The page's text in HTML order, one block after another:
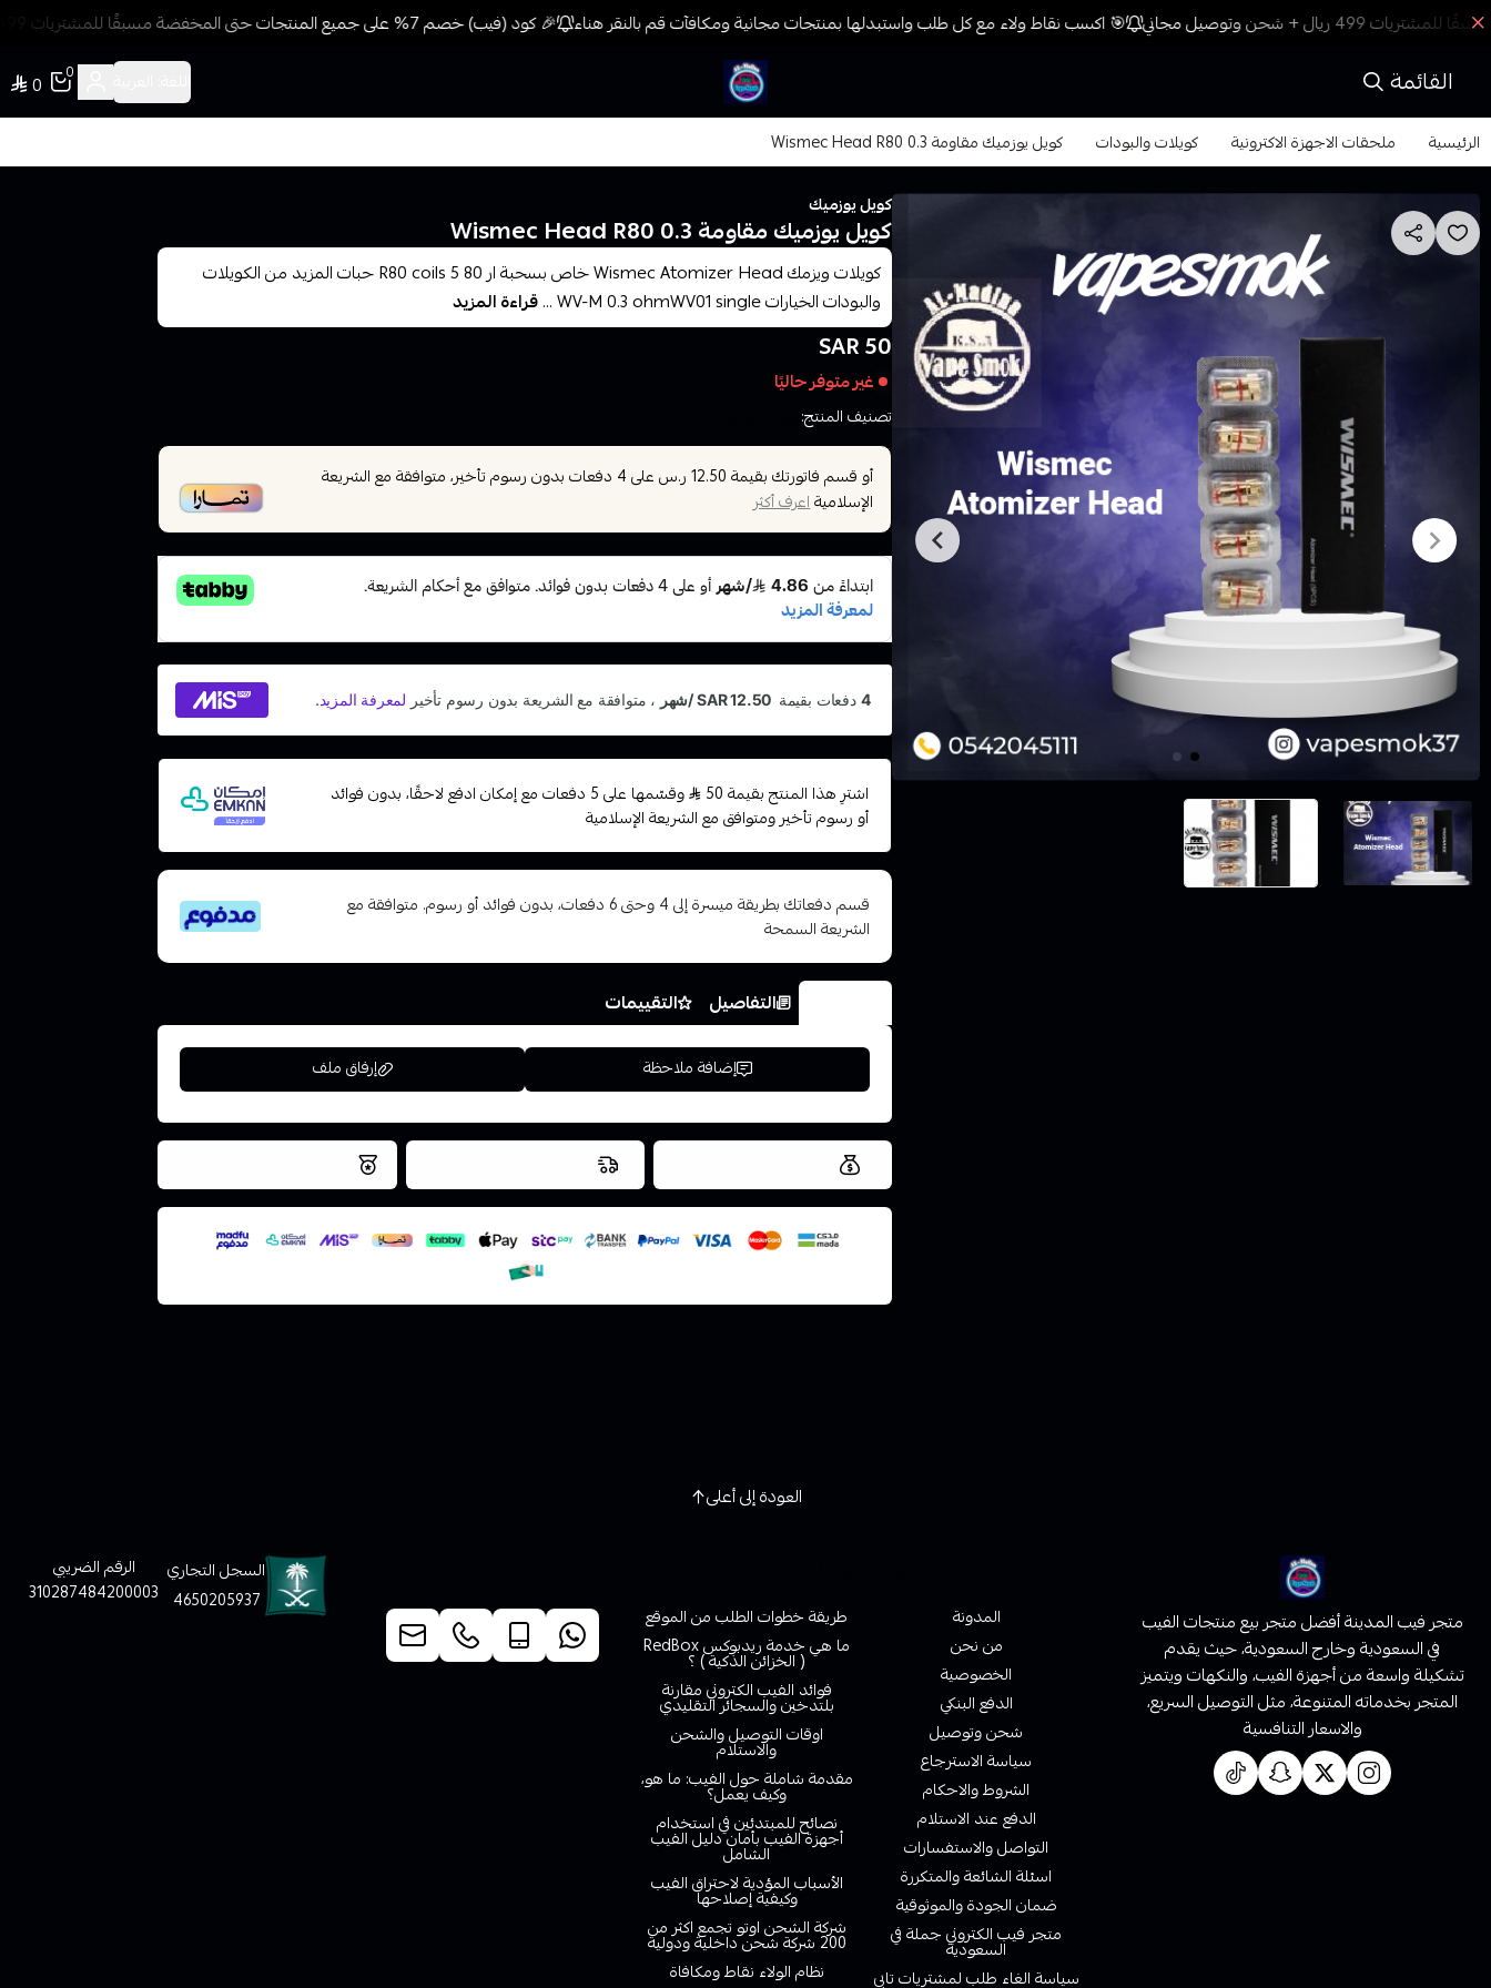
🎯 اكسب نقاط ولاء مع كل طلب واستبدلها بمنتجات مجانية ومكافآت قم بالنقر هناء 🎉 كود (فيب) خصم 7% على جميع المنتجات حتى المخفضة مسبقًا للمشتريات 499 ريال + شحن وتوصيل مجاني
القائمة فيب المدينة
0
0
الرئيسية ملحقات الاجهزة الاكترونية كويلات والبودات كويل يوزميك مقاومة 0.3 Wismec Head R80
كويل يوزميك
كويل يوزميك مقاومة 0.3 Wismec Head R80
كويلات ويزمك Wismec Atomizer Head خاص بسحبة ار 80 R80 coils 5 حبات المزيد من الكويلات
والبودات الخيارات WV-M 0.3 ohmWV01 single ...
قراءة المزيد
50 SAR
غير متوفر حاليًا
تصنيف المنتج:
أو قسم فاتورتك بقيمة 12.50 ر.س على4 دفعات بدون رسوم تأخير، متوافقة مع الشريعة
الإسلاميةاعرف أكثر
اشترِ هذا المنتج بقيمة 50
وقسّمها على 5 دفعات مع إمكان ادفع لاحقًا، بدون فوائد
أو رسوم تأخير ومتوافق مع الشريعة الإسلامية
قسم دفعاتك بطريقة ميسرة إلى 4 وحتى 6 دفعات، بدون فوائد أو رسوم. متوافقة مع
الشريعة السمحة
التفاصيل التقييمات
إضافة ملاحظة إرفاق ملف
اسحب و افلت الملف هنا
استعراض
العروض والشحن مجاني نتميز بلجودة والتخزين الامن
العودة إلى أعلى
متجر فيب المدينة أفضل متجر بيع منتجات الفيب
في السعودية وخارج السعودية، حيث يقدم
تشكيلة واسعة من أجهزة الفيب، والنكهات ويتميز
المتجر بخدماته المتنوعة، مثل التوصيل السريع،
والاسعار التنافسية
المدونة
من نحن
الخصوصية
الدفع البنكي
شحن وتوصيل
سياسة الاسترجاع
الشروط والاحكام
الدفع عند الاستلام
التواصل والاستفسارات
اسئلة الشائعة والمتكررة
ضمان الجودة والموثوقية
متجر فيب الكتروني جملة في
السعودية
سياسة الغاء طلب لمشتريات تابي
طريقة خطوات الطلب من الموقع
ما هي خدمة ريدبوكس RedBox
( الخزائن الذكية ) ؟
فوائد الفيب الكتروني مقارنة
بلتدخين والسجائر التقليدي
اوقات التوصيل والشحن
والاستلام
مقدمة شاملة حول الفيب: ما هو،
وكيف يعمل؟
نصائح للمبتدئين في استخدام
أجهزة الفيب بأمان دليل الفيب
الشامل
الأسباب المؤدية لاحتراق الفيب
وكيفية إصلاحها
شركة الشحن اوتو تجمع اكثر من
200 شركة شحن داخلية ودولية
نظام الولاء نقاط ومكافاة
السجل التجاري
4650205937
الرقم الضريبي
310287484200003